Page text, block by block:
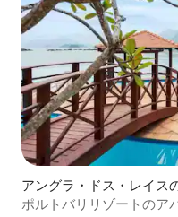
アングラ・ドス・レイス
ポルトバリリゾートのア